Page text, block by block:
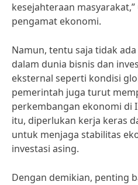
kesejahteraan
pengamat ekonomi.
Namun, tentu saja tidak
dalam dunia bisnis dan
eksternal seperti kondisi
pemerintah juga turut
perkembangan ekonomi di
itu, diperlukan kerja keras
untuk menjaga stabilitas
investasi asing.
Dengan demikian, penting